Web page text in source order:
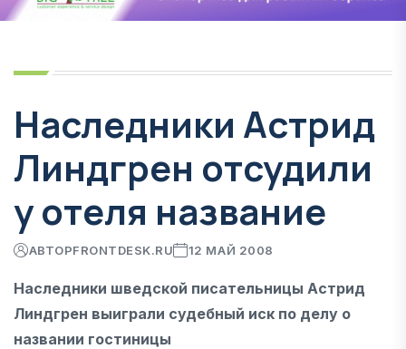
Наследники Астрид
Линдгрен отсудили
у отеля название
АВТОРFRONTDESK.RU 12 МАЙ 2008
Наследники шведской писательницы Астрид
Линдгрен выиграли судебный иск по делу о
названии гостиницы